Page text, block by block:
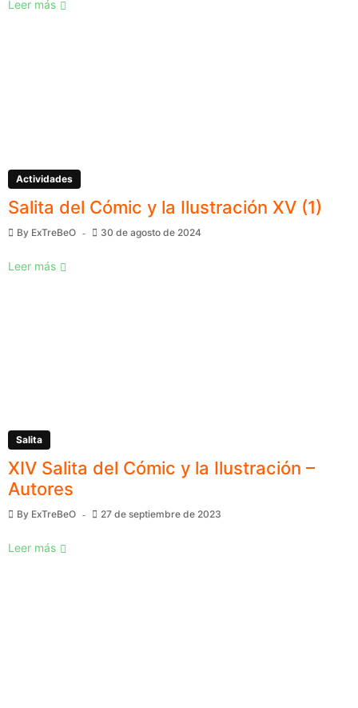
Leer más
Actividades
Salita del Cómic y la Ilustración XV (1)
By ExTreBeO 30 de agosto de 2024
Leer más
Salita
XIV Salita del Cómic y la Ilustración –
Autores
By ExTreBeO 27 de septiembre de 2023
Leer más